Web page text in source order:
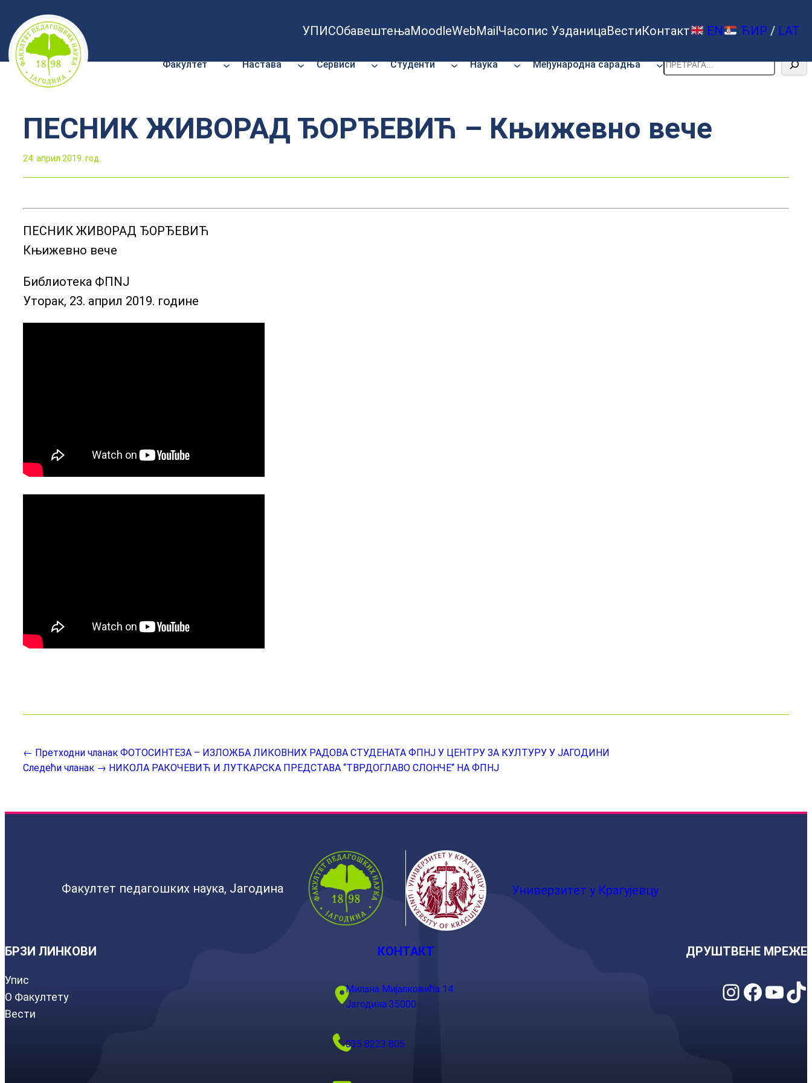
Скочи
на
садржај
УПИСОбавештењаMoodleWebMailЧасопис УзданицаВестиКонтакт EN ЋИР / LAT
Факултет Настава Сервиси Студенти Наука Међународна сарадња Претрага
ПЕСНИК ЖИВОРАД ЂОРЂЕВИЋ – Књижевно вече
24. април 2019. год.
ПЕСНИК ЖИВОРАД ЂОРЂЕВИЋ
Књижевно вече
Библиотека ФПNJ
Уторак, 23. април 2019. године
← Претходни чланак ФОТОСИНТЕЗА – ИЗЛОЖБА ЛИКОВНИХ РАДОВА СТУДЕНАТА ФПНЈ У ЦЕНТРУ ЗА КУЛТУРУ У ЈАГОДИНИ
Следећи чланак → НИКОЛА РАКОЧЕВИЋ И ЛУТКАРСКА ПРЕДСТАВА “ТВРДОГЛАВО СЛОНЧЕ“ НА ФПНЈ
Факултет педагошких наука, Јагодина Универзитет у Крагујевцу
БРЗИ ЛИНКОВИ
Упис
О Факултету
Вести
КОНТАКТ
Милана Мијалковића 14
Јагодина 35000
035 8223 805
ДРУШТВЕНЕ МРЕЖЕ
Instagram Facebook YouTube TikTok